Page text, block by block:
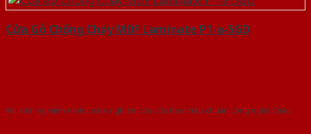
Cửa Gỗ Chống Cháy MDF Laminate P1-a-SGD
Với kinh nghiệm nhiêu năm nghiên cứu cửa theo tiêu chuẩn công nghệ Châu